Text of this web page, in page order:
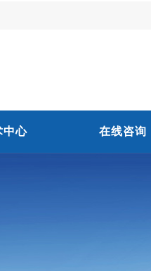
中心 在线咨询